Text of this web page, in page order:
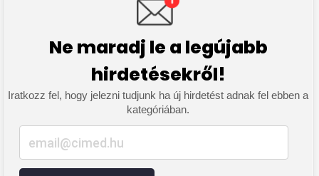
Ne maradj le a legújabb
hirdetésekről!
Iratkozz fel, hogy jelezni tudjunk ha új hirdetést adnak fel ebben a
kategóriában.